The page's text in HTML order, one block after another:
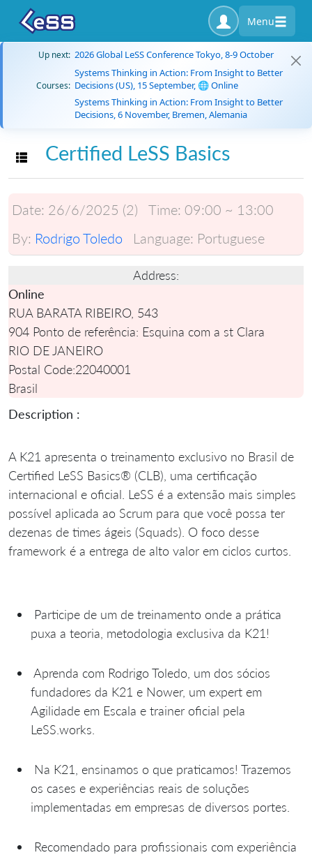
Menu
Up next: 2026 Global LeSS Conference Tokyo, 8-9 October
Courses:
Systems Thinking in Action: From Insight to Better
Decisions (US), 15 September, 🌐 Online
Systems Thinking in Action: From Insight to Better
Decisions, 6 November, Bremen, Alemania
Toggle navigation
Certified LeSS Basics
Date: 26/6/2025 (2) Time: 09:00 ~ 13:00
By: Rodrigo Toledo Language: Portuguese
Address:
Online
RUA BARATA RIBEIRO, 543
904 Ponto de referência: Esquina com a st Clara
RIO DE JANEIRO
Postal Code:22040001
Brasil
Description :
A K21 apresenta o treinamento exclusivo no Brasil de
Certified LeSS Basics® (CLB), uma certificação
internacional e oficial. LeSS é a extensão mais simples
possível aplicada ao Scrum para que você possa ter
dezenas de times ágeis (Squads). O foco desse
framework é a entrega de alto valor em ciclos curtos.
Participe de um de treinamento onde a prática
puxa a teoria, metodologia exclusiva da K21!
Aprenda com Rodrigo Toledo, um dos sócios
fundadores da K21 e Nower, um expert em
Agilidade em Escala e trainer oficial pela
LeSS.works.
Na K21, ensinamos o que praticamos! Trazemos
os cases e experiências reais de soluções
implementadas em empresas de diversos portes.
Recomendado para profissionais com experiência